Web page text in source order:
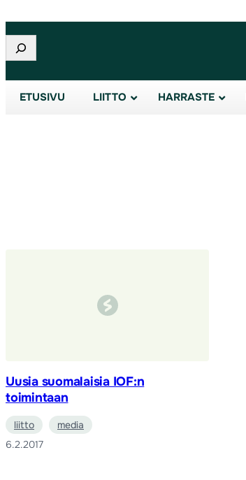
sisältöön
Etsi
ETUSIVU LIITTO HARRASTE
Uusia suomalaisia IOF:n
toimintaan
liitto
media
6.2.2017